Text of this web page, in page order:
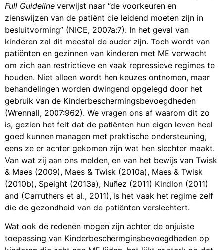
Full Guideline verwijst naar “de voorkeuren en
zienswijzen van de patiënt die leidend moeten zijn in
besluitvorming” (NICE, 2007a:7). In het geval van
kinderen zal dit meestal de ouder zijn. Toch wordt van
patiënten en gezinnen van kinderen met ME verwacht
om zich aan restrictieve en vaak repressieve regimes te
houden. Niet alleen wordt hen keuzes ontnomen, maar
behandelingen worden dwingend opgelegd door het
gebruik van de Kinderbeschermingsbevoegdheden
(Wrennall, 2007:962). We vragen ons af waarom dit zo
is, gezien het feit dat de patiënten hun eigen leven heel
goed kunnen managen met praktische ondersteuning,
eens ze er achter gekomen zijn wat hen slechter maakt.
Van wat zij aan ons melden, en van het bewijs van Twisk
& Maes (2009), Maes & Twisk (2010a), Maes & Twisk
(2010b), Speight (2013a), Nuñez (2011) Kindlon (2011)
and (Carruthers et al., 2011), is het vaak het regime zelf
die de gezondheid van de patiënten verslechtert.
Wat ook de redenen mogen zijn achter de onjuiste
toepassing van Kinderbeschermginsbevoegdheden op